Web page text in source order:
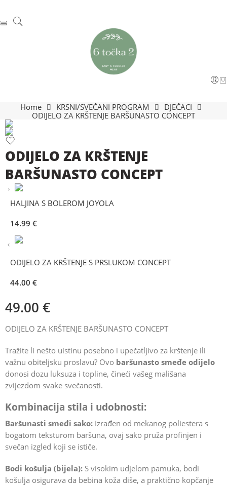
Home KRSNI/SVEČANI PROGRAM
DJEČACI
ODIJELO ZA KRŠTENJE BARŠUNASTO CONCEPT
ODIJELO ZA KRŠTENJE
BARŠUNASTO CONCEPT
HALJINA S BOLEROM JOYOLA
14.99 €
ODIJELO ZA KRŠTENJE S PRSLUKOM CONCEPT
44.00 €
49.00 €
ODIJELO ZA KRŠTENJE BARŠUNASTO CONCEPT
Tražite li nešto uistinu posebno i upečatljivo za krštenje ili
važnu obiteljsku proslavu? Ovo baršunasto smeđe odijelo
donosi dozu luksuza i topline, čineći vašeg mališana
zvijezdom svake svečanosti.
Kombinacija stila i udobnosti:
Baršunasti smeđi sako: Izrađen od mekanog poliestera s
bogatom teksturom baršuna, ovaj sako pruža profinjen i
svečan izgled koji se ističe.
Bodi košulja (bijela): S visokim udjelom pamuka, bodi
košulja osigurava da bebina koža diše, a praktično kopčanje